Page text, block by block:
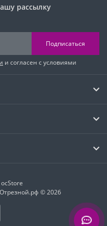
рассылку
Подписаться
и согласен с условиями
ocStore
© 2026